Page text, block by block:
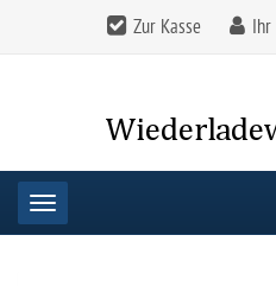
Zur Kasse
Toggle navigation